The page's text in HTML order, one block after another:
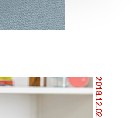
2018.12.02